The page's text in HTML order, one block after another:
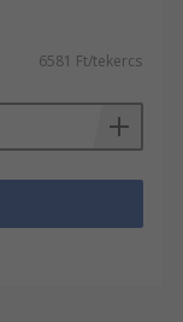
6581 Ft/tekercs